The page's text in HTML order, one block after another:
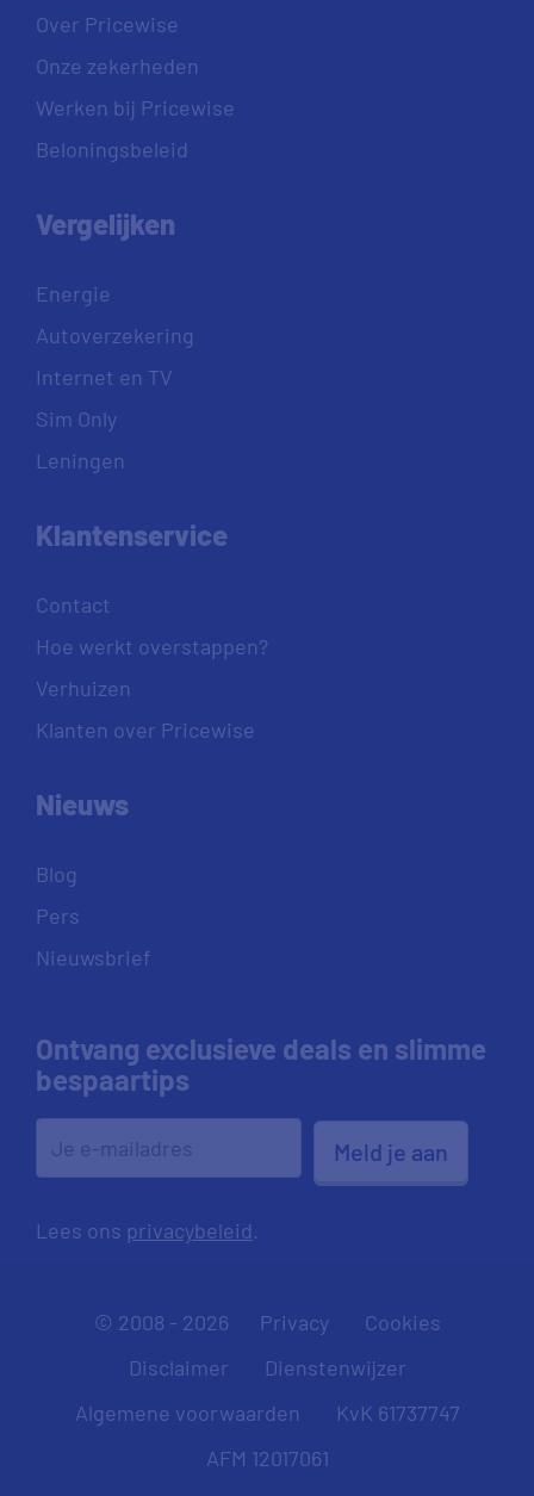
Over Pricewise
Onze zekerheden
Werken bij Pricewise
Beloningsbeleid
Vergelijken
Energie
Autoverzekering
Internet en TV
Sim Only
Leningen
Klantenservice
Contact
Hoe werkt overstappen?
Verhuizen
Klanten over Pricewise
Nieuws
Blog
Pers
Nieuwsbrief
Ontvang exclusieve deals en slimme
bespaartips
Meld je aan
Lees ons privacybeleid.
© 2008 - 2026 Privacy
Cookies
Disclaimer
Dienstenwijzer
Algemene voorwaarden
KvK 61737747
AFM 12017061